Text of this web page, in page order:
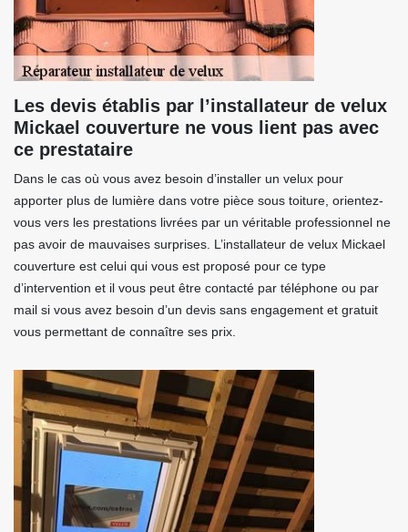
Les devis établis par l’installateur de velux
Mickael couverture ne vous lient pas avec
ce prestataire
Dans le cas où vous avez besoin d’installer un velux pour
apporter plus de lumière dans votre pièce sous toiture, orientez-
vous vers les prestations livrées par un véritable professionnel ne
pas avoir de mauvaises surprises. L’installateur de velux Mickael
couverture est celui qui vous est proposé pour ce type
d’intervention et il vous peut être contacté par téléphone ou par
mail si vous avez besoin d’un devis sans engagement et gratuit
vous permettant de connaître ses prix.